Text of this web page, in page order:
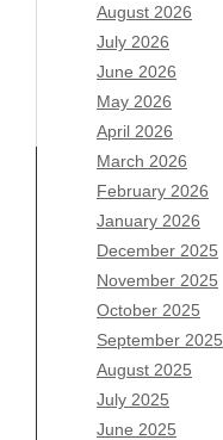
August 2026
July 2026
June 2026
May 2026
April 2026
March 2026
February 2026
January 2026
December 2025
November 2025
October 2025
September 2025
August 2025
July 2025
June 2025
Archives
August 2026
July 2026
June 2026
May 2026
April 2026